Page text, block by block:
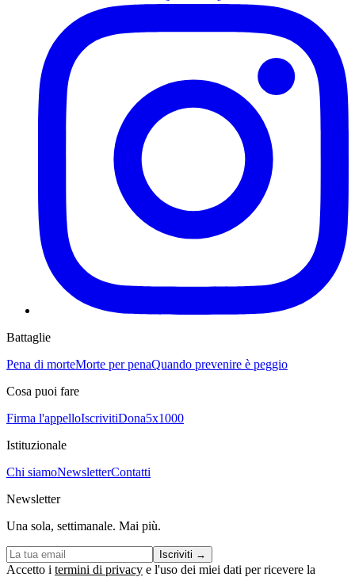
Battaglie
Pena di morteMorte per penaQuando prevenire è peggio
Cosa puoi fare
Firma l'appelloIscrivitiDona5x1000
Istituzionale
Chi siamoNewsletterContatti
Newsletter
Una sola, settimanale. Mai più.
Iscriviti →
Accetto i termini di privacy e l'uso dei miei dati per ricevere la